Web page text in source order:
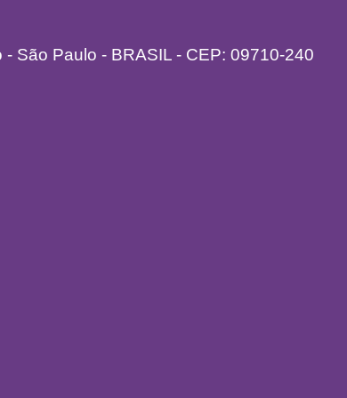
São Paulo - BRASIL - CEP: 09710-240